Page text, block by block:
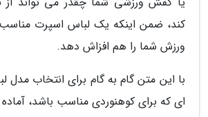
کند، ضمن اینکه یک لباس اسپرت
ورزش شما را هم افزاش دهد.
با این متن گام به گام برای انتخاب مدل
ای که برای کوهنوردی مناسب باشد،